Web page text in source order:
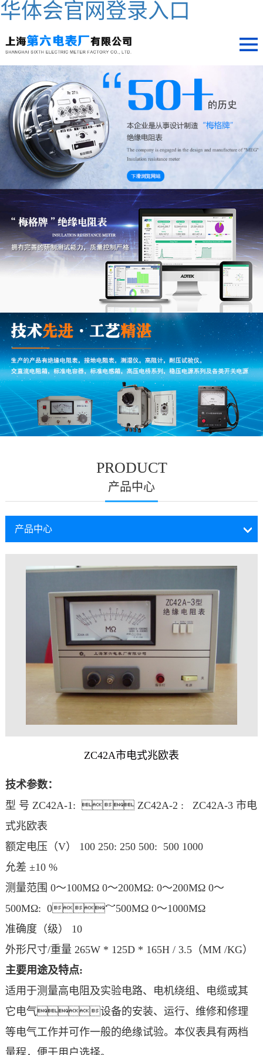
华体会官网登录入口
PRODUCT
产品中心
产品中心
ZC42A市电式兆欧表
技术参数：
型 号 ZC42A-1:  ZC42A-2 : ZC42A-3 市电
式兆欧表
额定电压（V） 100 250: 250 500: 500 1000
允差 ±10 %
测量范围 0～100MΩ 0～200MΩ: 0～200MΩ 0～
500MΩ: 0～500MΩ 0～1000MΩ
准确度（级） 10
外形尺寸/重量 265W * 125D * 165H / 3.5（MM /KG）
主要用途及特点:
适用于测量高电阻及实验电路、电机绕组、电缆或其
它电气设备的安装、运行、维修和修理
等电气工作并可作一般的绝缘试验。本仪表具有两档